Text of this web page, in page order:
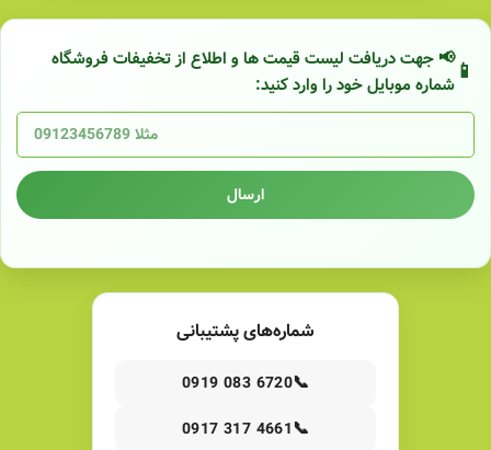
📢 جهت دریافت لیست قیمت ها و اطلاع از تخفیفات فروشگاه
شماره موبایل خود را وارد کنید:
ارسال
شماره‌های پشتیبانی
📞
0919 083 6720
📞
0917 317 4661